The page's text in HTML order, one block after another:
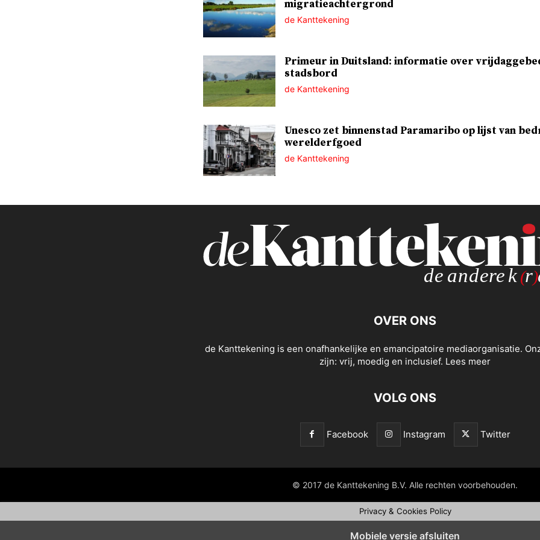
migratieachtergrond
de Kanttekening
Primeur in Duitsland: informatie over
stadsbord
de Kanttekening
Unesco zet binnenstad Paramaribo op lijst van
werelderfgoed
de Kanttekening
OVER ONS
de Kanttekening is een onafhankelijke en emancipatoire mediaorganisatie.
zijn: vrij, moedig en inclusief. Lees meer
VOLG ONS
Facebook Instagram Twitter
© 2017 de Kanttekening B.V. Alle rechten voorbehouden.
Privacy & Cookies Policy
Mobiele versie afsluiten